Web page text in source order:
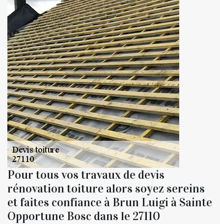
Pour tous vos travaux de devis
rénovation toiture alors soyez sereins
et faites confiance à Brun Luigi à Sainte
Opportune Bosc dans le 27110